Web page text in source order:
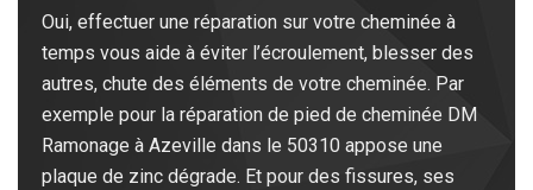
Oui, effectuer une réparation sur votre cheminée à
temps vous aide à éviter l’écroulement, blesser des
autres, chute des éléments de votre cheminée. Par
exemple pour la réparation de pied de cheminée DM
Ramonage à Azeville dans le 50310 appose une
plaque de zinc dégrade. Et pour des fissures, ses